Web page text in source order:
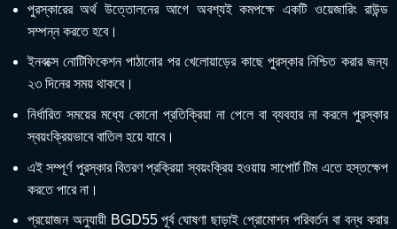
পুরস্কারের অর্থ উত্তোলনের আগে অবশ্যই কমপক্ষে একটি ওয়েজারিং রাউন্ড
সম্পন্ন করতে হবে।
ইনবক্সে নোটিফিকেশন পাঠানোর পর খেলোয়াড়ের কাছে পুরস্কার নিশ্চিত করার জন্য
২৩ দিনের সময় থাকবে।
নির্ধারিত সময়ের মধ্যে কোনো প্রতিক্রিয়া না পেলে বা ব্যবহার না করলে পুরস্কার
স্বয়ংক্রিয়ভাবে বাতিল হয়ে যাবে।
এই সম্পূর্ণ পুরস্কার বিতরণ প্রক্রিয়া স্বয়ংক্রিয় হওয়ায় সাপোর্ট টিম এতে হস্তক্ষেপ
করতে পারে না।
প্রয়োজন অনুযায়ী BGD55 পূর্ব ঘোষণা ছাড়াই প্রোমোশন পরিবর্তন বা বন্ধ করার